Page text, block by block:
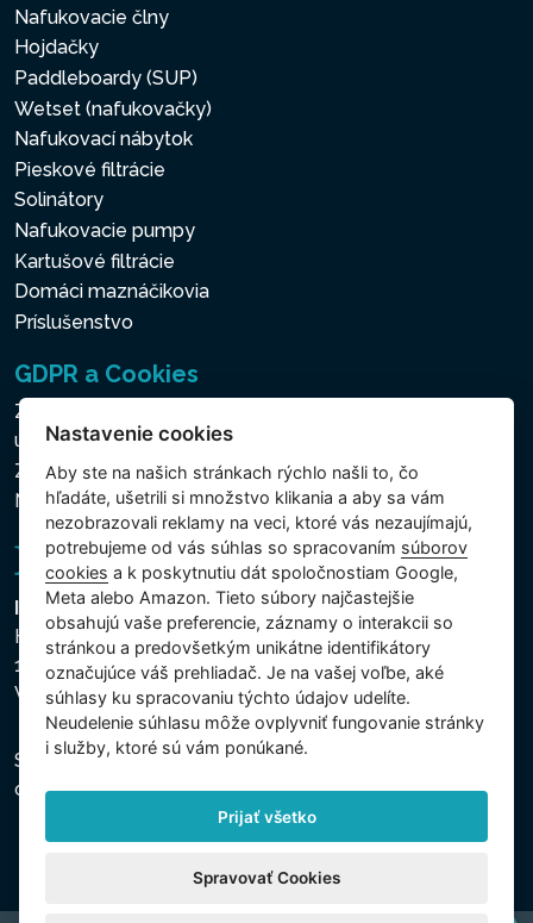
Nafukovacie člny
Hojdačky
Paddleboardy (SUP)
Wetset (nafukovačky)
Nafukovací nábytok
Pieskové filtrácie
Solinátory
Nafukovacie pumpy
Kartušové filtrácie
Domáci maznáčikovia
Príslušenstvo
GDPR a Cookies
Zásady ochrany osobných a ďalších spracovávaných
údajov
Zásady používania súborov cookies
Nastavenie cookies
Intex Trading, s.r.o.
Hradecká 2526/3
130 00 Praha 3
Vinohrady - Česká republika
Spoločnosť je zapísaná na Mestskom súde v Prahe,
oddiel C, vložka 74759, IČO 26150808, DIČ CZ26150808.
Nastavenie cookies
Aby ste na našich stránkach rýchlo našli to, čo
hľadáte, ušetrili si množstvo klikania a aby sa vám
nezobrazovali reklamy na veci, ktoré vás nezaujímajú,
potrebujeme od vás súhlas so spracovaním súborov
cookies a k poskytnutiu dát spoločnostiam Google,
Meta alebo Amazon. Tieto súbory najčastejšie
obsahujú vaše preferencie, záznamy o interakcii so
stránkou a predovšetkým unikátne identifikátory
označujúce váš prehliadač. Je na vašej voľbe, aké
súhlasy ku spracovaniu týchto údajov udelíte.
Neudelenie súhlasu mȏže ovplyvniť fungovanie stránky
i služby, ktoré sú vám ponúkané.
Prijať všetko
Spravovať Cookies